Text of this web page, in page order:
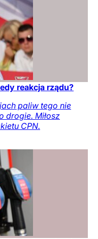
reakcja rządu?
paliw tego nie
drogie. Miłosz
CPN.